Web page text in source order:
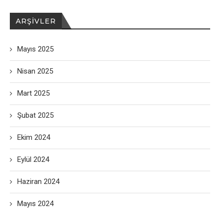
ARŞIVLER
Mayıs 2025
Nisan 2025
Mart 2025
Şubat 2025
Ekim 2024
Eylül 2024
Haziran 2024
Mayıs 2024